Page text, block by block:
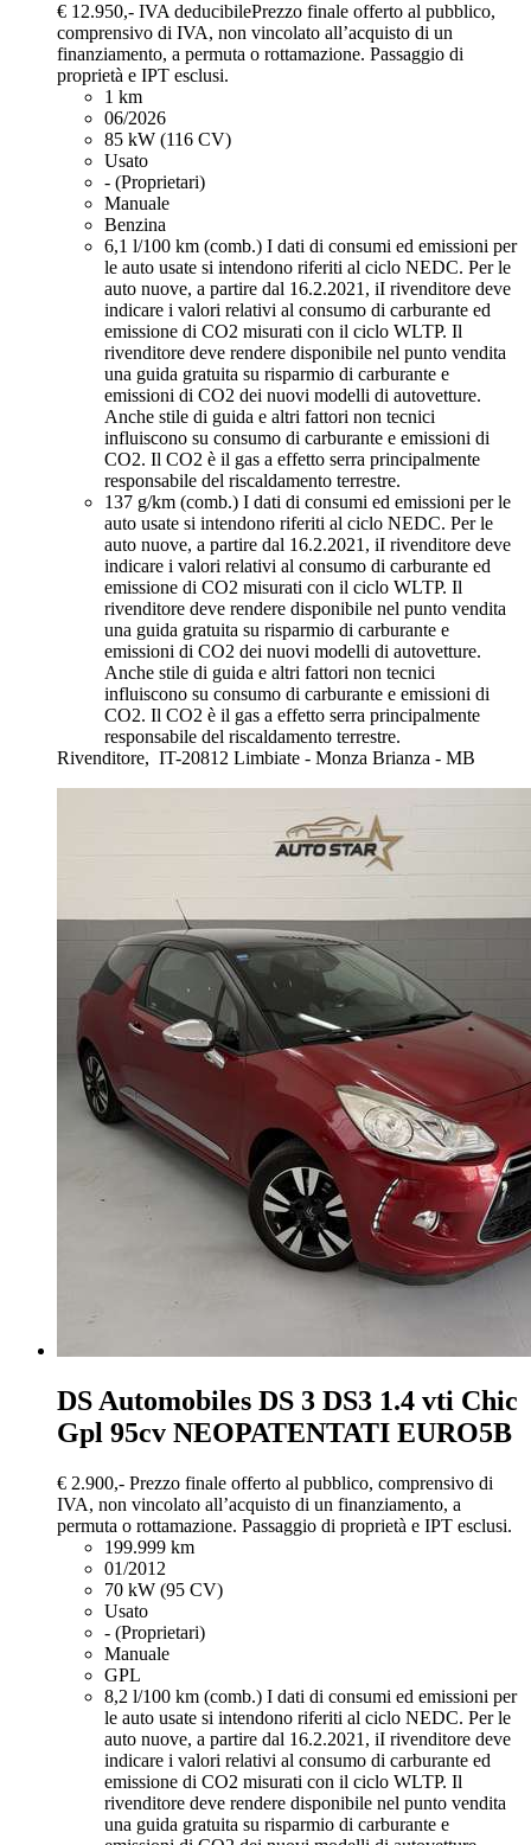
€ 12.950,- IVA deducibilePrezzo finale offerto al pubblico,
comprensivo di IVA, non vincolato all’acquisto di un
finanziamento, a permuta o rottamazione. Passaggio di
proprietà e IPT esclusi.
1 km
06/2026
85 kW (116 CV)
Usato
- (Proprietari)
Manuale
Benzina
6,1 l/100 km (comb.) I dati di consumi ed emissioni per
le auto usate si intendono riferiti al ciclo NEDC. Per le
auto nuove, a partire dal 16.2.2021, iI rivenditore deve
indicare i valori relativi al consumo di carburante ed
emissione di CO2 misurati con il ciclo WLTP. Il
rivenditore deve rendere disponibile nel punto vendita
una guida gratuita su risparmio di carburante e
emissioni di CO2 dei nuovi modelli di autovetture.
Anche stile di guida e altri fattori non tecnici
influiscono su consumo di carburante e emissioni di
CO2. Il CO2 è il gas a effetto serra principalmente
responsabile del riscaldamento terrestre.
137 g/km (comb.) I dati di consumi ed emissioni per le
auto usate si intendono riferiti al ciclo NEDC. Per le
auto nuove, a partire dal 16.2.2021, iI rivenditore deve
indicare i valori relativi al consumo di carburante ed
emissione di CO2 misurati con il ciclo WLTP. Il
rivenditore deve rendere disponibile nel punto vendita
una guida gratuita su risparmio di carburante e
emissioni di CO2 dei nuovi modelli di autovetture.
Anche stile di guida e altri fattori non tecnici
influiscono su consumo di carburante e emissioni di
CO2. Il CO2 è il gas a effetto serra principalmente
responsabile del riscaldamento terrestre.
Rivenditore, IT-20812 Limbiate - Monza Brianza - MB
DS Automobiles DS 3 DS3 1.4 vti Chic
Gpl 95cv NEOPATENTATI EURO5B
€ 2.900,- Prezzo finale offerto al pubblico, comprensivo di
IVA, non vincolato all’acquisto di un finanziamento, a
permuta o rottamazione. Passaggio di proprietà e IPT esclusi.
199.999 km
01/2012
70 kW (95 CV)
Usato
- (Proprietari)
Manuale
GPL
8,2 l/100 km (comb.) I dati di consumi ed emissioni per
le auto usate si intendono riferiti al ciclo NEDC. Per le
auto nuove, a partire dal 16.2.2021, iI rivenditore deve
indicare i valori relativi al consumo di carburante ed
emissione di CO2 misurati con il ciclo WLTP. Il
rivenditore deve rendere disponibile nel punto vendita
una guida gratuita su risparmio di carburante e